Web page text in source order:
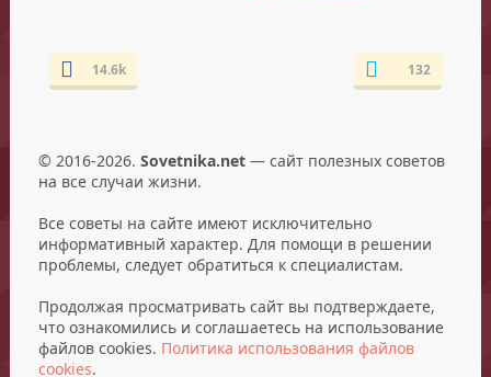
14.6k 132
© 2016-2026. Sovetnika.net— сайт полезных советов
на все случаи жизни.
Все советы на сайте имеют исключительно
информативный характер. Для помощи в решении
проблемы, следует обратиться к специалистам.
Продолжая просматривать сайт вы подтверждаете,
что ознакомились и соглашаетесь на использование
файлов cookies. Политика использования файлов
cookies.